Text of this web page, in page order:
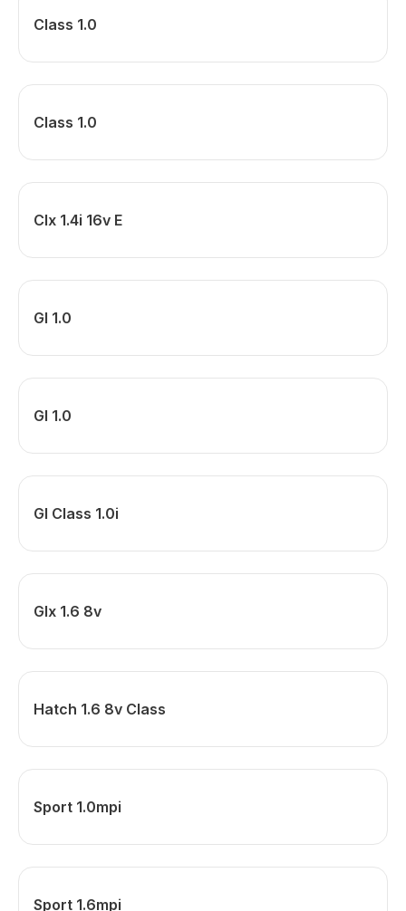
Class 1.0
Class 1.0
Clx 1.4i 16v E
Gl 1.0
Gl 1.0
Gl Class 1.0i
Glx 1.6 8v
Hatch 1.6 8v Class
Sport 1.0mpi
Sport 1.6mpi